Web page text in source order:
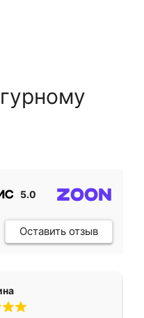
5.0
Оставить отзыв